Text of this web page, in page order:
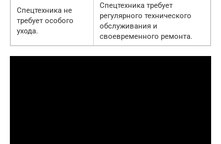
Спецтехника не
требует особого
ухода.
Спецтехника требует
регулярного технического
обслуживания и
своевременного ремонта.